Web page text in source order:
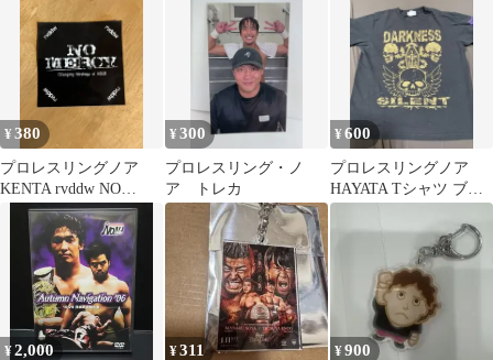
¥380
プロレスリングノア
KENTA rvddw NO
MERCY ステッカー
¥300
プロレスリング・ノ
ア トレカ
¥600
プロレスリングノア
HAYATA Tシャツ ブラ
ック
¥2,000 ¥311 ¥900